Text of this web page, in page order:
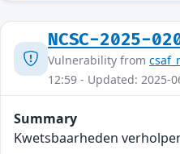
NCSC-2025-
Vulnerability from
12:59 - Updated: 2025-
Summary
Kwetsbaarheden